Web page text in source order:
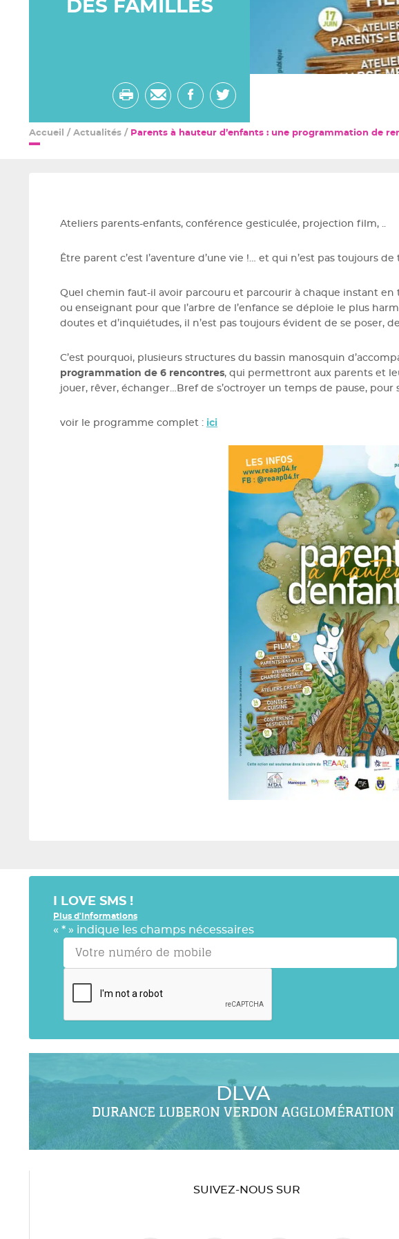
DES FAMILLES
ImprimerEnvoyer
par
Partager
sur
Partager
sur
Accueil / Actualités / Parents à hauteur d’enfants : une programmation de
Ateliers parents-enfants, conférence gesticulée, projection film, ..
Être parent c’est l’aventure d’une vie !… et qui n’est pas toujours de
Quel chemin faut-il avoir parcouru et parcourir à chaque instant
ou enseignant pour que l’arbre de l’enfance se déploie le plus
doutes et d’inquiétudes, il n’est pas toujours évident de se poser,
C’est pourquoi, plusieurs structures du bassin manosquin
programmation de 6 rencontres, qui permettront aux parents et
jouer, rêver, échanger…Bref de s’octroyer un temps de pause,
voir le programme complet : ici
I LOVE SMS !
Plus d'informations
« * » indique les champs nécessaires
DLVA
DURANCE LUBERON VERDON AGGLOMÉRATION
SUIVEZ-NOUS SUR